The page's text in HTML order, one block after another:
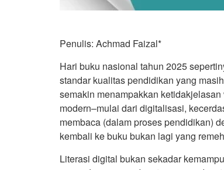
Penulis: Achmad Faizal*
Hari buku nasional tahun 2025
standar kualitas pendidikan yang
semakin menampakkan
modern–mulai dari digitalisasi,
membaca (dalam proses pendidikan)
kembali ke buku bukan lagi yang
Literasi digital bukan sekadar